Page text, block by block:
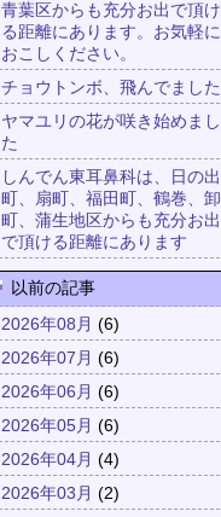
青葉区からも充分お出で頂け
る距離にあります。お気軽に
おこしください。
チョウトンボ、飛んでました
ヤマユリの花が咲き始めまし
た
しんでん東耳鼻科は、日の出
町、扇町、福田町、鶴巻、卸
町、蒲生地区からも充分お出
で頂ける距離にあります
以前の記事
2026年08月 (6)
2026年07月 (6)
2026年06月 (6)
2026年05月 (6)
2026年04月 (4)
2026年03月 (2)